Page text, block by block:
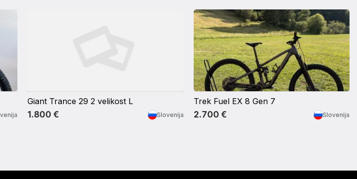
Giant Trance 29 2 velikost L
Slovenija
1.800 €
Trek Fuel EX 8 Gen 7
Slovenija
2.700 €